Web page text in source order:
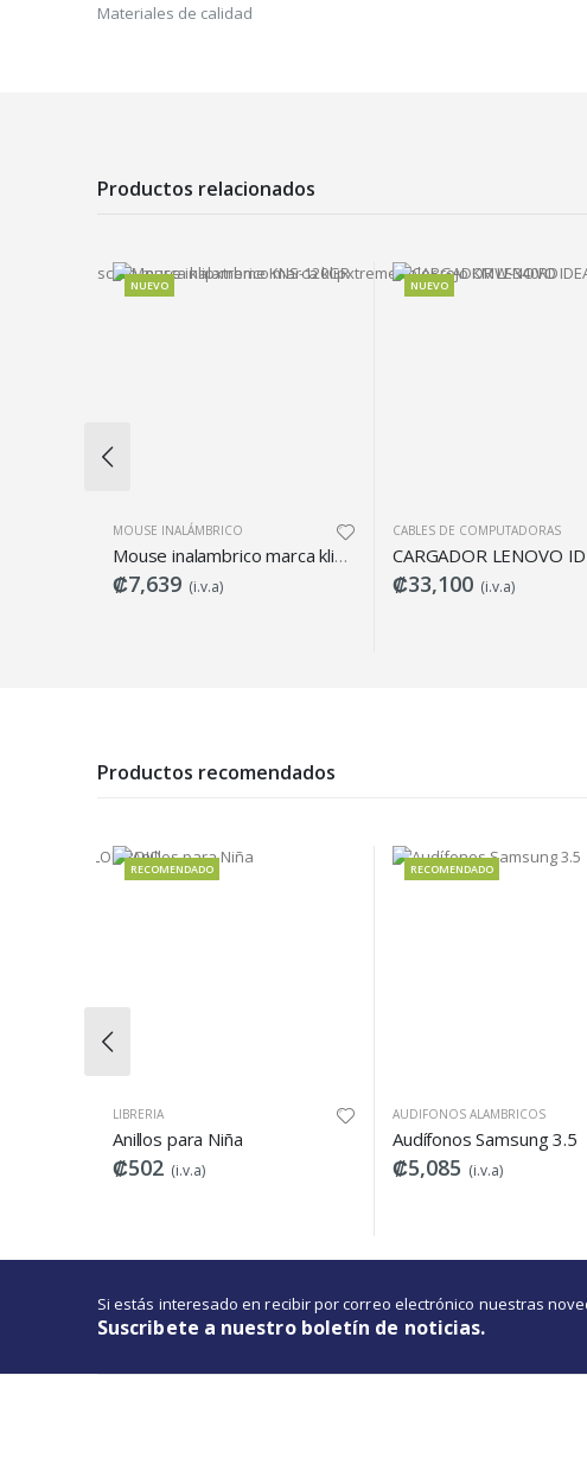
Materiales de calidad
Productos relacionados
Mouse inalambrico marca klipxtreme color rojo KMW-340RD
CABLES DE COMPUTADORAS
CARGADOR LENOVO IDEAPAD 710
₡4,746
Productos recomendados
RECOMENDADO
Anillos para Niña
(i.v.a)
RECOMENDADO
AUDIFONOS ALAMBRICOS
Audífonos Samsung 3.5
(i.v.a)
Si estás interesado en recibir por correo electrónico nuestras
Suscribete a nuestro boletín de noticias.